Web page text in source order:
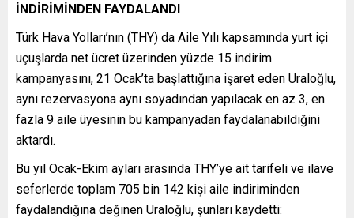
İNDİRİMİNDEN FAYDALANDI
Türk Hava Yolları’nın (THY) da Aile Yılı kapsamında yurt içi
uçuşlarda net ücret üzerinden yüzde 15 indirim
kampanyasını, 21 Ocak’ta başlattığına işaret eden Uraloğlu,
aynı rezervasyona aynı soyadından yapılacak en az 3, en
fazla 9 aile üyesinin bu kampanyadan faydalanabildiğini
aktardı.
Bu yıl Ocak-Ekim ayları arasında THY’ye ait tarifeli ve ilave
seferlerde toplam 705 bin 142 kişi aile indiriminden
faydalandığına değinen Uraloğlu, şunları kaydetti: